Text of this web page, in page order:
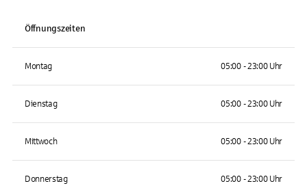
Öffnungszeiten
Montag 05:00 - 23:00 Uhr
Dienstag 05:00 - 23:00 Uhr
Mittwoch 05:00 - 23:00 Uhr
Donnerstag 05:00 - 23:00 Uhr